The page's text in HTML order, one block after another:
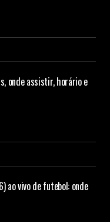
onde assistir, horário e
ao vivo de futebol: onde